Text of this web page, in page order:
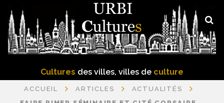
Cultures des villes, villes de culture
ACCUEIL ARTICLES
ACTUALITÉS